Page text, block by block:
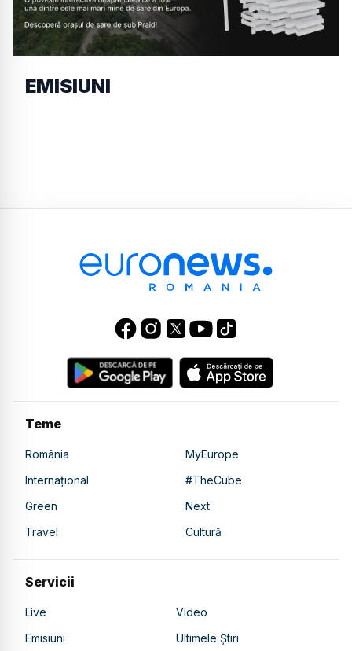
EMISIUNI
Teme
România
MyEurope
Internațional
#TheCube
Green
Next
Travel
Cultură
Servicii
Live
Video
Emisiuni
Ultimele Știri